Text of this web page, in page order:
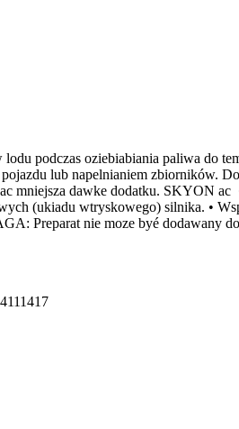
podczas oziebiabiania paliwa do
lub napelnianiem zbiorników.
mniejsza dawke dodatku. SKYON ac
(ukiadu wtryskowego) silnika. •
Preparat nie moze byé dodawany